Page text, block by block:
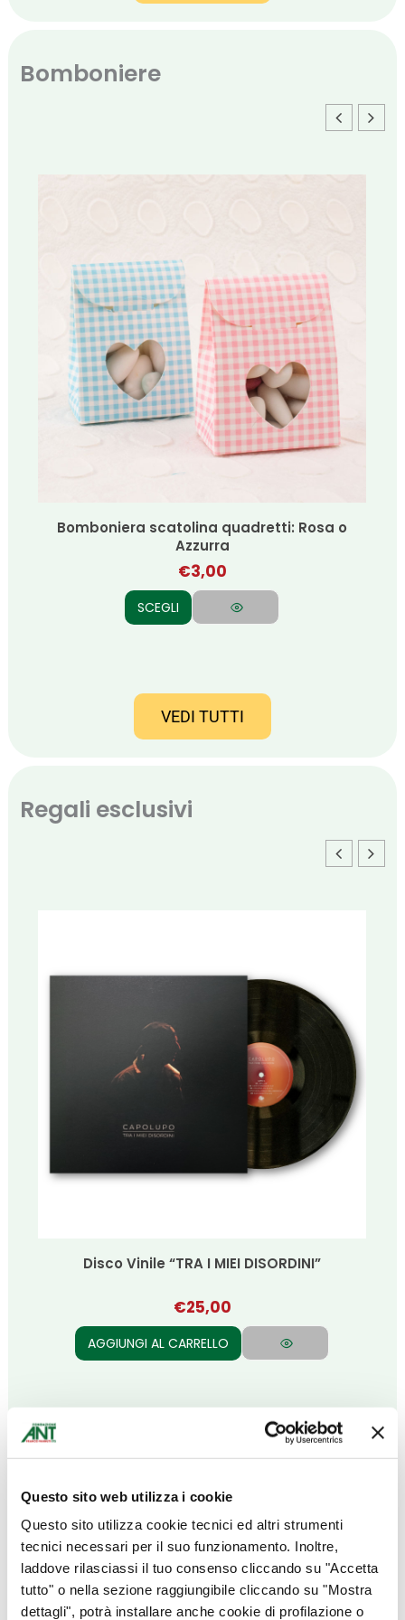
Questo sito web utilizza i cookie
Questo sito utilizza cookie tecnici ed altri strumenti
tecnici necessari per il suo funzionamento. Inoltre,
laddove rilasciassi il tuo consenso cliccando su "Accetta
tutto" o nella sezione raggiungibile cliccando su "Mostra
dettagli", potrà installare anche cookie di profilazione o
Bomboniere
Bomboniera scatolina lanterna
€3,00
AGGIUNGI AL CARRELLO
VEDI TUTTI
Regali esclusivi
Disco Vinile “TRA I MIEI DISORDINI”
€25,00
AGGIUNGI AL CARRELLO
Donazioni